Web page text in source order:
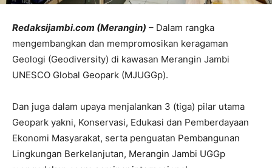
Redaksijambi.com (Merangin) – Dalam rangka
mengembangkan dan mempromosikan keragaman
Geologi (Geodiversity) di kawasan Merangin Jambi
UNESCO Global Geopark (MJUGGp).
Dan juga dalam upaya menjalankan 3 (tiga) pilar utama
Geopark yakni, Konservasi, Edukasi dan Pemberdayaan
Ekonomi Masyarakat, serta penguatan Pembangunan
Lingkungan Berkelanjutan, Merangin Jambi UGGp